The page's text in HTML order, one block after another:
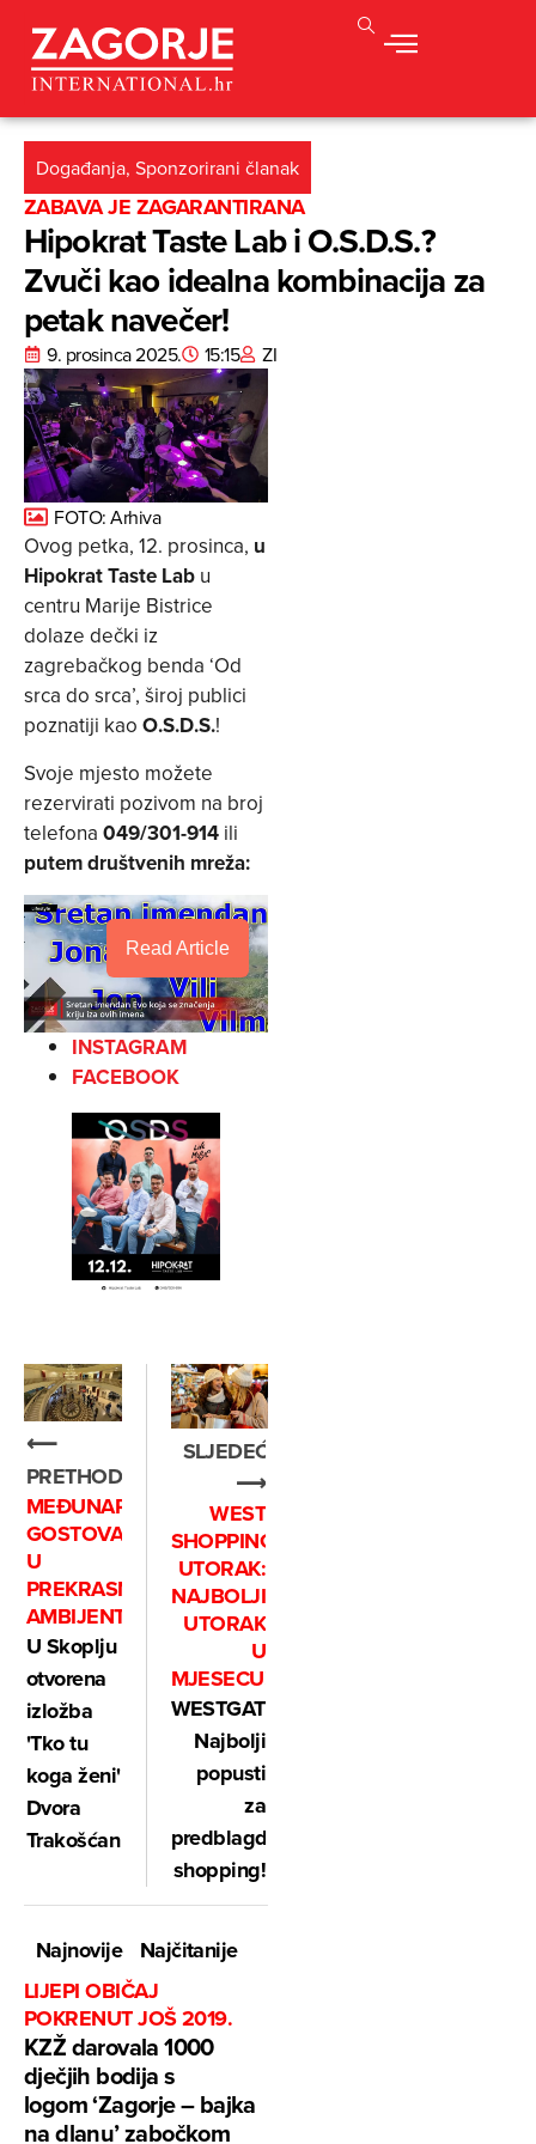
Događanja, Sponzorirani članak
ZABAVA JE ZAGARANTIRANA
Hipokrat Taste Lab i O.S.D.S.?
Zvuči kao idealna kombinacija za
petak navečer!
9. prosinca 2025. 15:15 ZI
FOTO: Arhiva
Ovog petka, 12. prosinca, u
Hipokrat Taste Lab u
centru Marije Bistrice
dolaze dečki iz
zagrebačkog benda ‘Od
srca do srca’, široj publici
poznatiji kao O.S.D.S.!
Svoje mjesto možete
rezervirati pozivom na broj
telefona 049/301-914 ili
putem društvenih mreža:
Read Article
INSTAGRAM
FACEBOOK
⟵
PRETHODNO
MEĐUNARODNO
GOSTOVANJE
U
PREKRASNOM
AMBIJENTU
U Skoplju
otvorena
izložba
'Tko tu
koga ženi'
Dvora
Trakošćan
SLJEDEĆE
⟶
WEST
SHOPPING
UTORAK:
NAJBOLJI
UTORAK
U
MJESECU!
WESTGATE:
Najbolji
popusti
za
predblagdanski
shopping!
Najnovije
Najčitanije
LIJEPI OBIČAJ
POKRENUT JOŠ 2019.
KZŽ darovala 1000
dječjih bodija s
logom ‘Zagorje – bajka
na dlanu’ zabočkom